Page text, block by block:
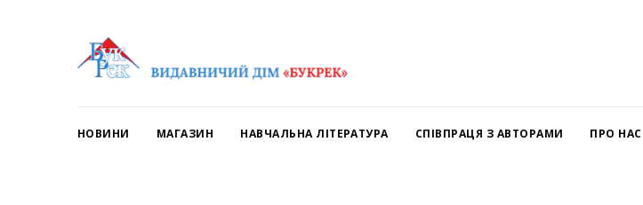
НОВИНИ МАГАЗИН НАВЧАЛЬНА ЛІТЕРАТУРА СПІВПРАЦЯ З АВТОРАМИ ПРО НАС